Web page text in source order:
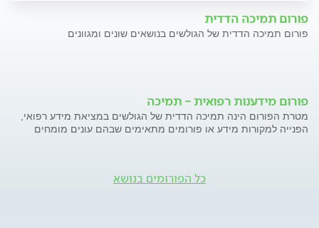
פורום תמיכה הדדית
פורום תמיכה הדדית של הגולשים בנושאים שונים ומגוונים
פורום מידענות רפואית - תמיכה
מטרת הפורום הינה תמיכה הדדית של הגולשים במציאת מידע רפואי,
הפנייה למקורות מידע או פורומים מתאימים שבהם עונים מומחים
כל הפורומים בנושא